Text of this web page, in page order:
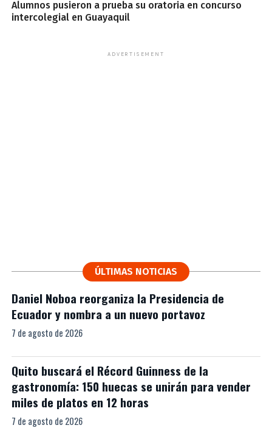
Alumnos pusieron a prueba su oratoria en concurso
intercolegial en Guayaquil
ADVERTISEMENT
ÚLTIMAS NOTICIAS
Daniel Noboa reorganiza la Presidencia de
Ecuador y nombra a un nuevo portavoz
7 de agosto de 2026
Quito buscará el Récord Guinness de la
gastronomía: 150 huecas se unirán para vender
miles de platos en 12 horas
7 de agosto de 2026